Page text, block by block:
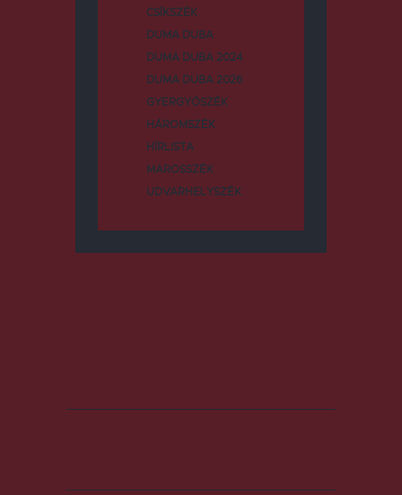
CSÍKSZÉK
DUMA DUBA
DUMA DUBA 2024
DUMA DUBA 2026
GYERGYÓSZÉK
HÁROMSZÉK
HÍRLISTA
MAROSSZÉK
UDVARHELYSZÉK